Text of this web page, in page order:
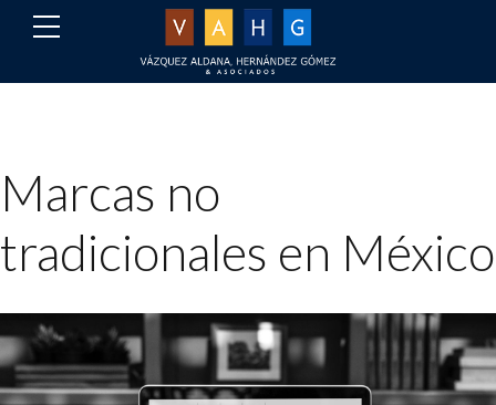
Marcas no
tradicionales en México